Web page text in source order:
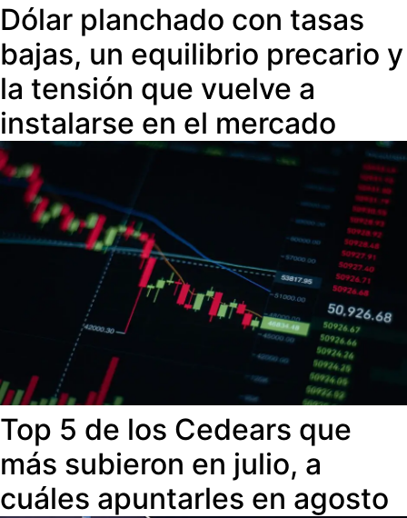
Dólar planchado con tasas
bajas, un equilibrio precario y
la tensión que vuelve a
instalarse en el mercado
Top 5 de los Cedears que
más subieron en julio, a
cuáles apuntarles en agosto